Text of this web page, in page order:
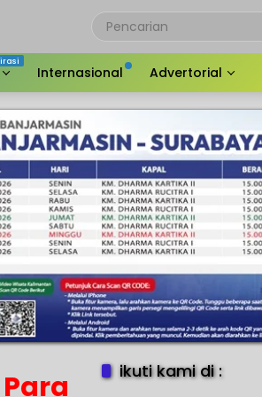
Internasional Advertorial
ikuti kami di :